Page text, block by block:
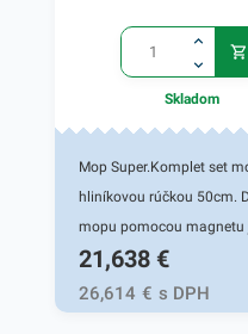
Skladom
Mop Super.Komplet set
hliníkovou rúčkou 50cm.
mopu pomocou magnetu
určený na všetky typy
univerzálnych mopo.
priľnavosť zaručí
21,638 €
26,614 € s DPH